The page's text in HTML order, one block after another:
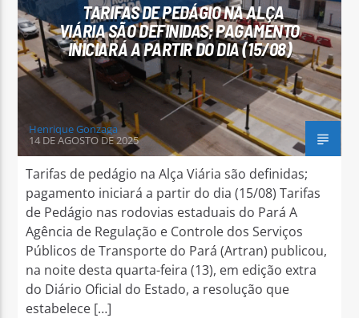
Arara Azul FM
TARIFAS DE PEDÁGIO NA ALÇA
VIÁRIA SÃO DEFINIDAS; PAGAMENTO
INICIARÁ A PARTIR DO DIA (15/08)
Henrique Gonzaga
14 DE AGOSTO DE 2025
Tarifas de pedágio na Alça Viária são definidas;
pagamento iniciará a partir do dia (15/08) Tarifas
de Pedágio nas rodovias estaduais do Pará A
Agência de Regulação e Controle dos Serviços
Públicos de Transporte do Pará (Artran) publicou,
na noite desta quarta-feira (13), em edição extra
do Diário Oficial do Estado, a resolução que
estabelece […]